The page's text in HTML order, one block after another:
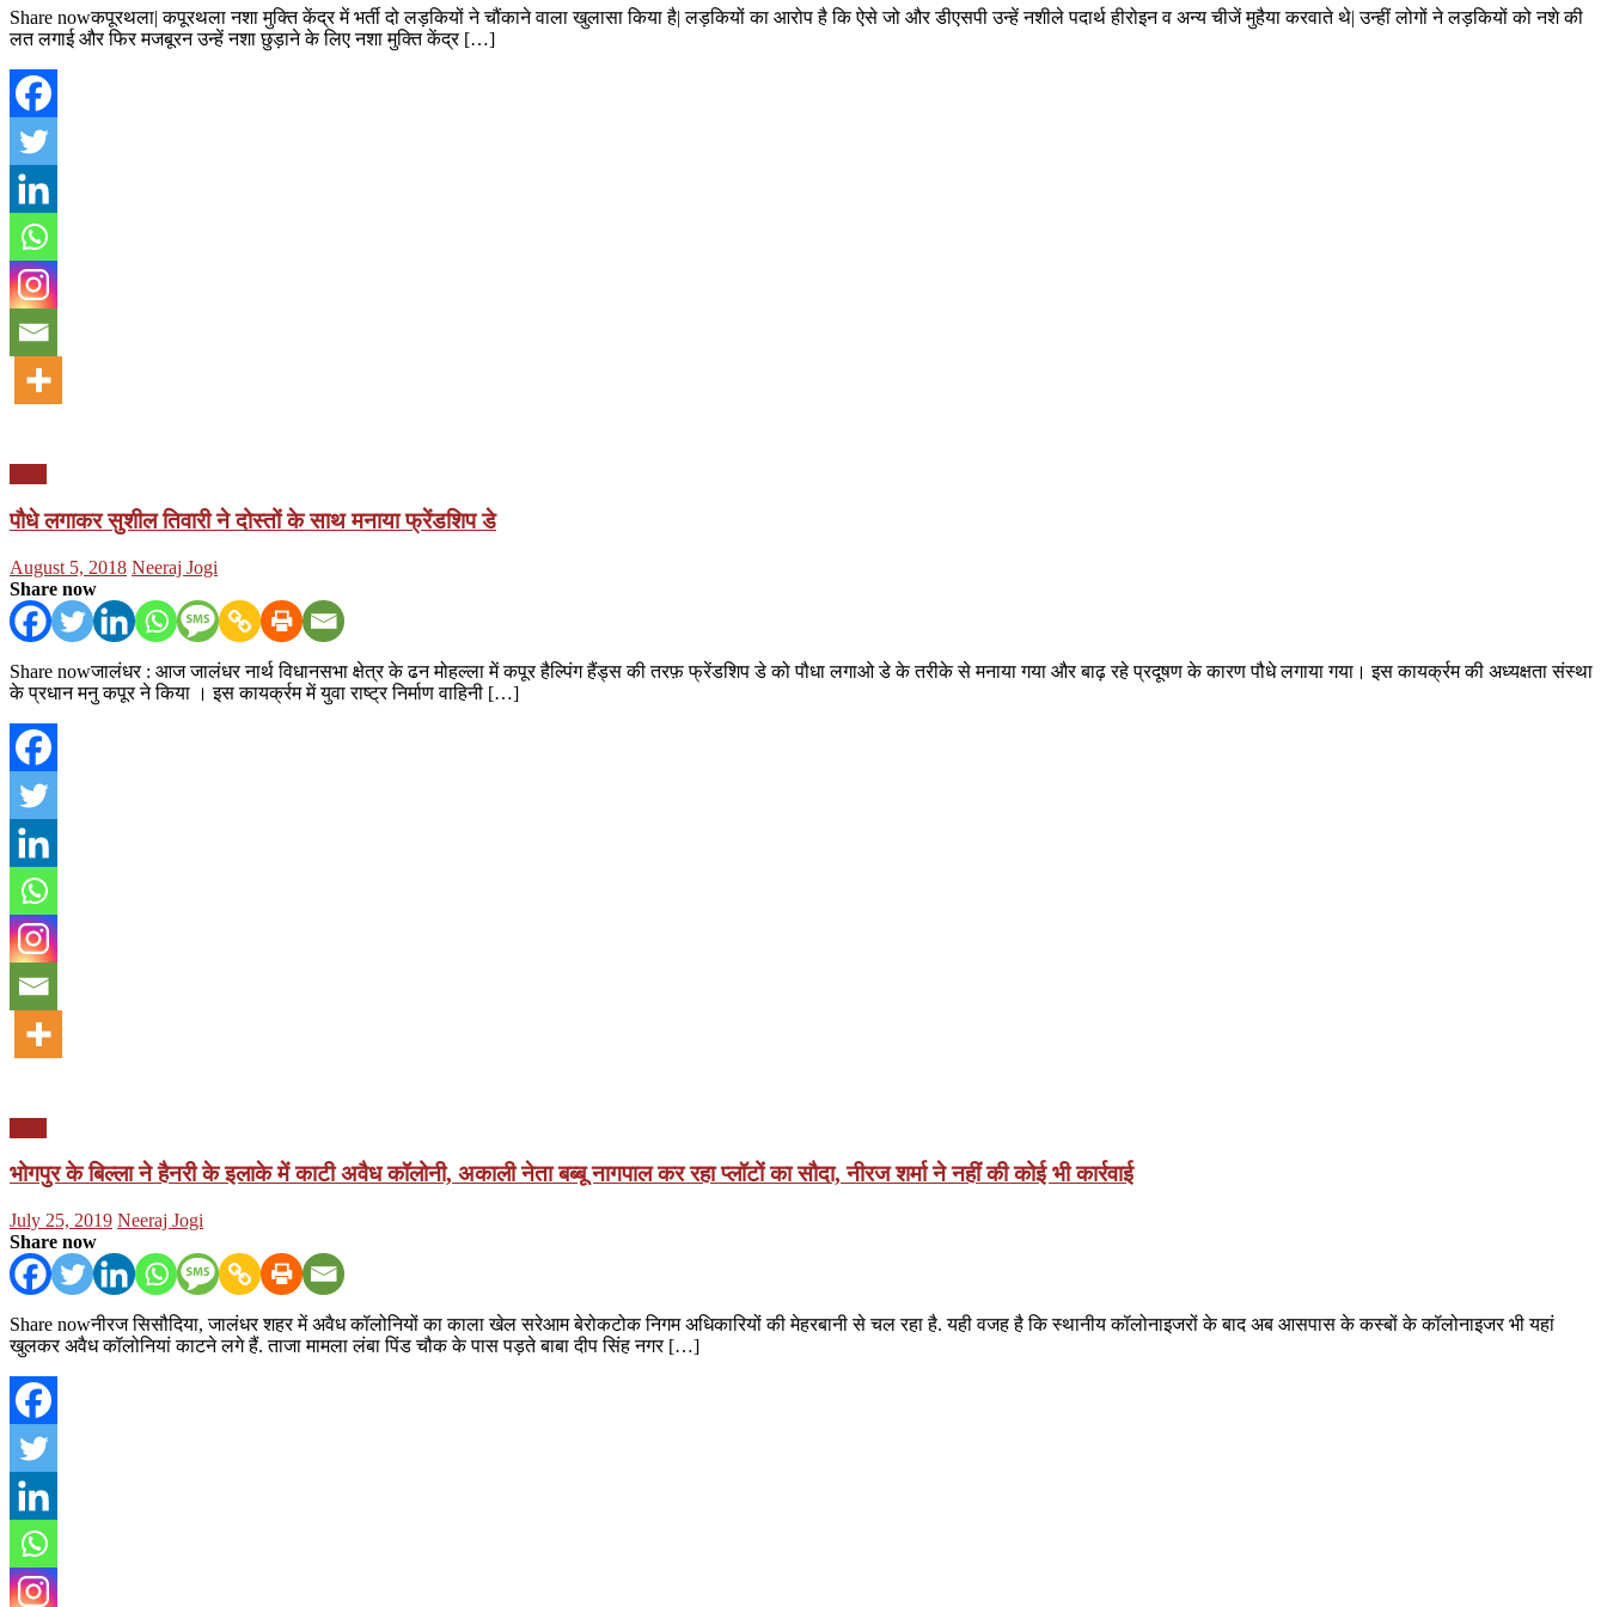
Share nowकपूरथला| कपूरथला नशा मुक्ति केंद्र में भर्ती दो लड़कियों ने चौंकाने वाला खुलासा किया है| लड़कियों का आरोप है कि ऐसे जो और डीएसपी उन्हें नशीले पदार्थ हीरोइन व अन्य चीजें मुहैया करवाते थे| उन्हीं लोगों ने लड़कियों को नशे की
लत लगाई और फिर मजबूरन उन्हें नशा छुड़ाने के लिए नशा मुक्ति केंद्र […]
पौधे लगाकर सुशील तिवारी ने दोस्तों के साथ मनाया फ्रेंडशिप डे
Posted
on
August 5, 2018 Author
Neeraj Jogi
Share now
Share nowजालंधर : आज जालंधर नार्थ विधानसभा क्षेत्र के ढन मोहल्ला में कपूर हैल्पिंग हैंड्स की तरफ़ फ्रेंडशिप डे को पौधा लगाओ डे के तरीके से मनाया गया और बाढ़ रहे प्रदूषण के कारण पौधे लगाया गया। इस कायर्क्रम की अध्यक्षता संस्था
के प्रधान मनु कपूर ने किया । इस कायर्क्रम में युवा राष्ट्र निर्माण वाहिनी […]
भोगपुर के बिल्ला ने हैनरी के इलाके में काटी अवैध कॉलोनी, अकाली नेता बब्बू नागपाल कर रहा प्लॉटों का सौदा, नीरज शर्मा ने नहीं की कोई भी कार्रवाई
Posted
on
July 25, 2019 Author
Neeraj Jogi
Share now
Share nowनीरज सिसौदिया, जालंधर शहर में अवैध कॉलोनियों का काला खेल सरेआम बेरोकटोक निगम अधिकारियों की मेहरबानी से चल रहा है. यही वजह है कि स्थानीय कॉलोनाइजरों के बाद अब आसपास के कस्बों के कॉलोनाइजर भी यहां
खुलकर अवैध कॉलोनियां काटने लगे हैं. ताजा मामला लंबा पिंड चौक के पास पड़ते बाबा दीप सिंह नगर […]